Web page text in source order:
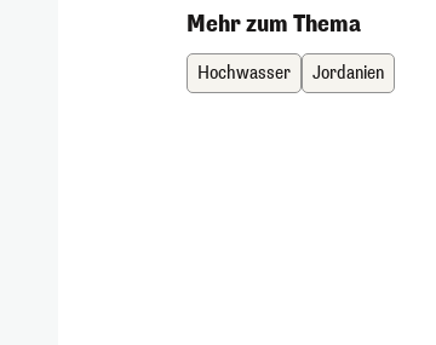
Mehr zum Thema
Hochwasser Jordanien